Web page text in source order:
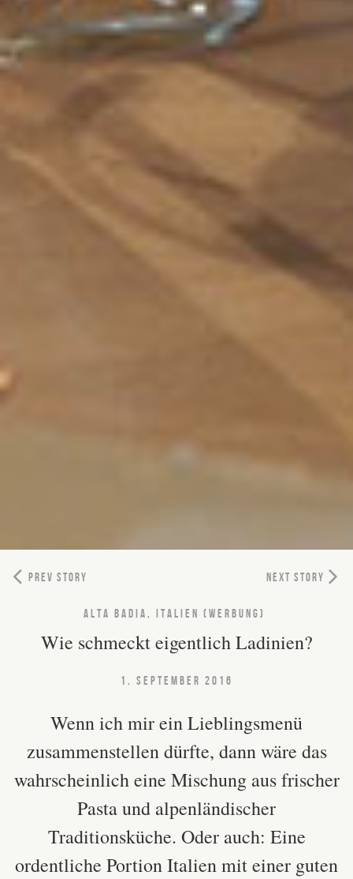
PREV STORY NEXT STORY
ALTA BADIA, ITALIEN (WERBUNG)
Wie schmeckt eigentlich Ladinien?
1. SEPTEMBER 2016
Wenn ich mir ein Lieblingsmenü
zusammenstellen dürfte, dann wäre das
wahrscheinlich eine Mischung aus frischer
Pasta und alpenländischer
Traditionsküche. Oder auch: Eine
ordentliche Portion Italien mit einer guten